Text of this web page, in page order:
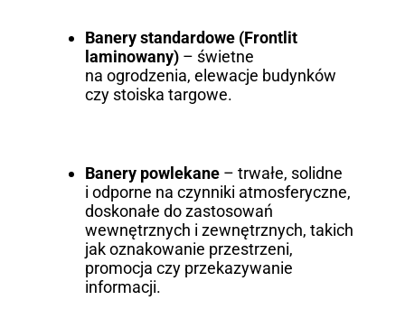
Banery standardowe (Frontlit
laminowany)– świetne
na ogrodzenia, elewacje budynków
czy stoiska targowe.
Banery powlekane– trwałe, solidne
i odporne na czynniki atmosferyczne,
doskonałe do zastosowań
wewnętrznych i zewnętrznych, takich
jak oznakowanie przestrzeni,
promocja czy przekazywanie
informacji.